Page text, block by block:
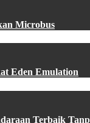
Microbus
Eden Emulation
Terbaik